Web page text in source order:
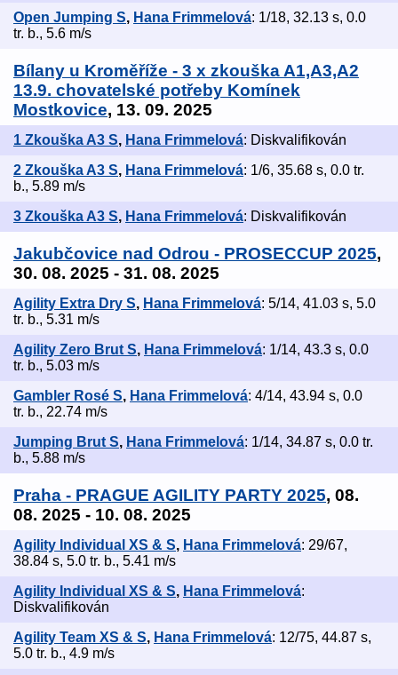
Open Jumping S, Hana Frimmelová: 1/18, 32.13 s, 0.0
tr. b., 5.6 m/s
Bílany u Kroměříže - 3 x zkouška A1,A3,A2
13.9. chovatelské potřeby Komínek
Mostkovice, 13. 09. 2025
1 Zkouška A3 S, Hana Frimmelová: Diskvalifikován
2 Zkouška A3 S, Hana Frimmelová: 1/6, 35.68 s, 0.0 tr.
b., 5.89 m/s
3 Zkouška A3 S, Hana Frimmelová: Diskvalifikován
Jakubčovice nad Odrou - PROSECCUP 2025,
30. 08. 2025 - 31. 08. 2025
Agility Extra Dry S, Hana Frimmelová: 5/14, 41.03 s, 5.0
tr. b., 5.31 m/s
Agility Zero Brut S, Hana Frimmelová: 1/14, 43.3 s, 0.0
tr. b., 5.03 m/s
Gambler Rosé S, Hana Frimmelová: 4/14, 43.94 s, 0.0
tr. b., 22.74 m/s
Jumping Brut S, Hana Frimmelová: 1/14, 34.87 s, 0.0 tr.
b., 5.88 m/s
Praha - PRAGUE AGILITY PARTY 2025, 08.
08. 2025 - 10. 08. 2025
Agility Individual XS & S, Hana Frimmelová: 29/67,
38.84 s, 5.0 tr. b., 5.41 m/s
Agility Individual XS & S, Hana Frimmelová:
Diskvalifikován
Agility Team XS & S, Hana Frimmelová: 12/75, 44.87 s,
5.0 tr. b., 4.9 m/s